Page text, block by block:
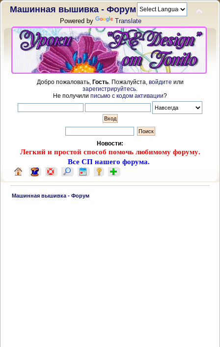
Машинная вышивка - Форум
Powered by Translate
Добро пожаловать, Гость. Пожалуйста, войдите или
зарегистрируйтесь
Не получили письмо с кодом активации?
Новости:
Легкий и простой способ помочь любимому форуму.
Все СП нашего форума.
Машинная вышивка - Форум